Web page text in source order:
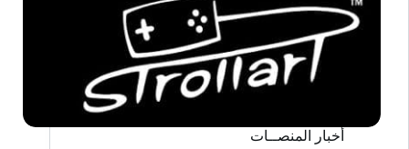
أخبار المنصــات